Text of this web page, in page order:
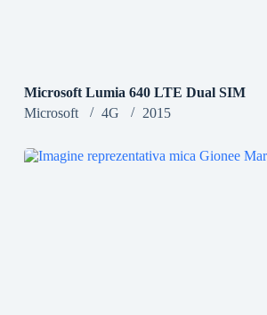
Microsoft Lumia 640 LTE Dual SIM
Microsoft
4G 2015